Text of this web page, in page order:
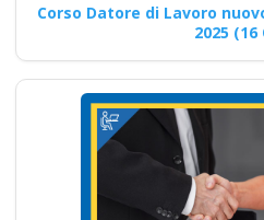
azienda
Datore
Modulo
Cantieri
Corso Datore di Lavoro
2025 (16